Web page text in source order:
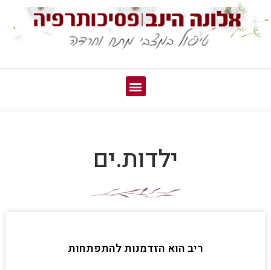
ילדות.ים
ריב הוא הזדמנות להתפתחות